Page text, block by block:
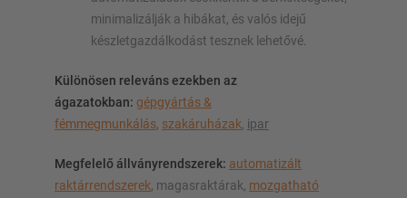
minimalizálják a hibákat, és valós idejű
készletgazdálkodást tesznek lehetővé.
Különösen releváns ezekben az
ágazatokban: gépgyártás &
fémmegmunkálás szakáruházak ipar
Megfelelő állványrendszerek: automatizált
raktárrendszerek , magasraktárak, mozgatható